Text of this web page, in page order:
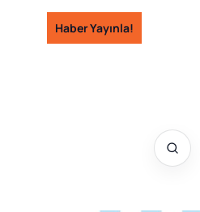
İçeriğeHaber Yayınla!